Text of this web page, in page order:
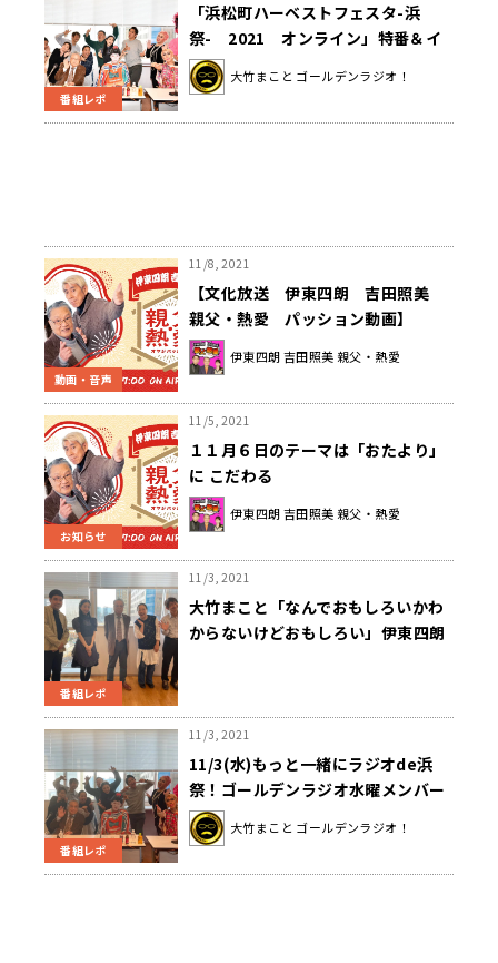
番組レポ
「浜松町ハーベストフェスタ-浜
祭- 2021 オンライン」特番＆イ
ベントのレポート大公開！
大竹まこと ゴールデンラジオ！
動画・音声
11/8, 2021
【文化放送 伊東四朗 吉田照美
親父・熱愛 パッション動画】
#21 浜祭の御礼
伊東四朗 吉田照美 親父・熱愛
お知らせ
11/5, 2021
１１月６日のテーマは「おたより」
に こだわる
伊東四朗 吉田照美 親父・熱愛
番組レポ
11/3, 2021
大竹まこと「なんでおもしろいかわ
からないけどおもしろい」伊東四朗
番組レポ
11/3, 2021
11/3(水)もっと一緒にラジオde浜
祭！ゴールデンラジオ水曜メンバー
に伊東四朗さん、吉田照美さんらを
迎えて、チーム対抗戦で火花を散ら
大竹まこと ゴールデンラジオ！